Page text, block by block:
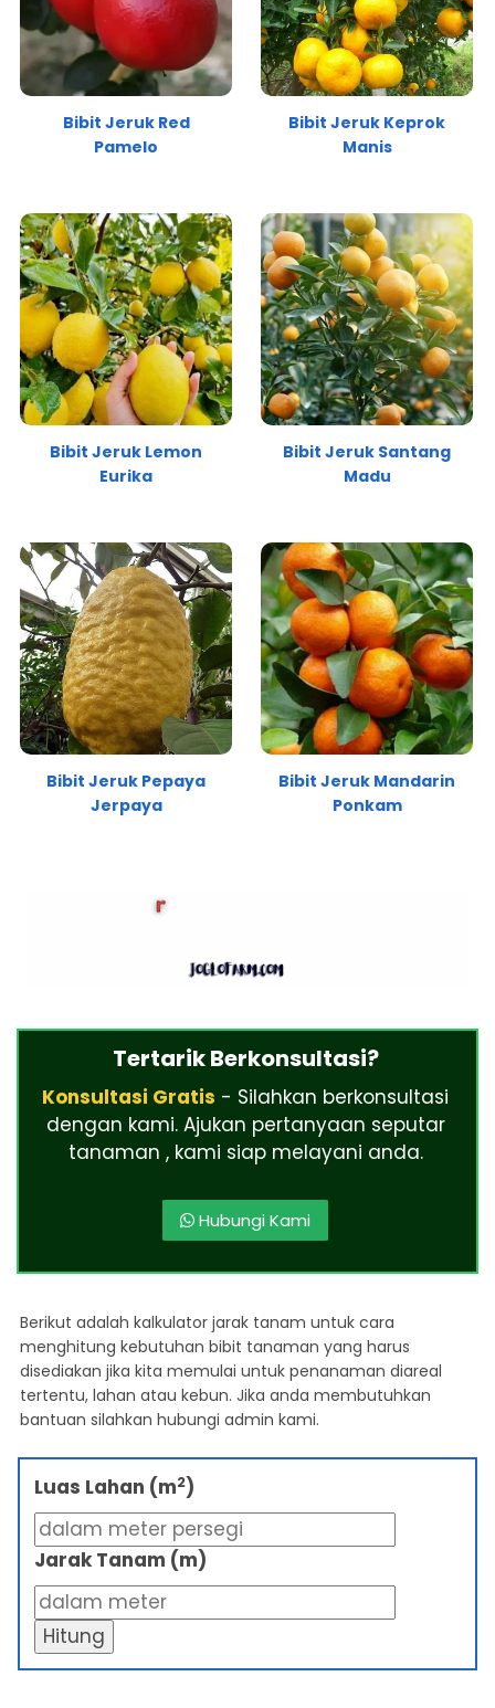
Bibit Jeruk Red
Pamelo
Bibit Jeruk Keprok
Manis
Bibit Jeruk Lemon
Eurika
Bibit Jeruk Santang
Madu
Bibit Jeruk Pepaya
Jerpaya
Bibit Jeruk Mandarin
Ponkam
Tertarik Berkonsultasi?
Konsultasi Gratis - Silahkan berkonsultasi
dengan kami. Ajukan pertanyaan seputar
tanaman , kami siap melayani anda.
Hubungi Kami
Berikut adalah kalkulator jarak tanam untuk cara
menghitung kebutuhan bibit tanaman yang harus
disediakan jika kita memulai untuk penanaman diareal
tertentu, lahan atau kebun. Jika anda membutuhkan
bantuan silahkan hubungi admin kami.
Luas Lahan (m2)
Jarak Tanam (m)
Hitung